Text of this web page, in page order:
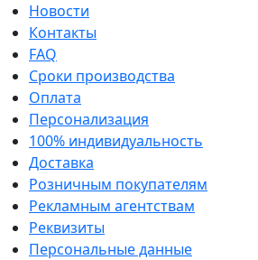
Новости
Контакты
FAQ
Сроки производства
Оплата
Персонализация
100% индивидуальность
Доставка
Розничным покупателям
Рекламным агентствам
Реквизиты
Персональные данные